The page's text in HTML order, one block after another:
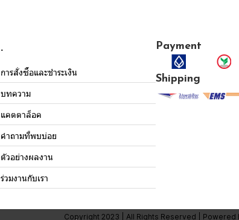
.
การสั่งซื้อและชำระเงิน
บทความ
แคตตาล็อค
คำถามที่พบบ่อย
ตัวอย่างผลงาน
ร่วมงานกับเรา
Payment
Shipping
Copyright 2023 | All Rights Reserved | Powered